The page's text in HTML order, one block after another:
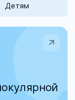
Детям